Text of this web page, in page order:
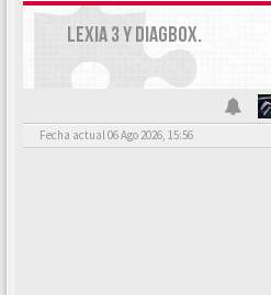
LEXIA 3 Y DIAGBOX.
Fecha actual 06 Ago 2026, 15:56